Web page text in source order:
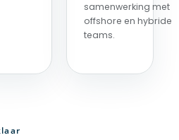
samenwerking met
offshore en hybride
teams.